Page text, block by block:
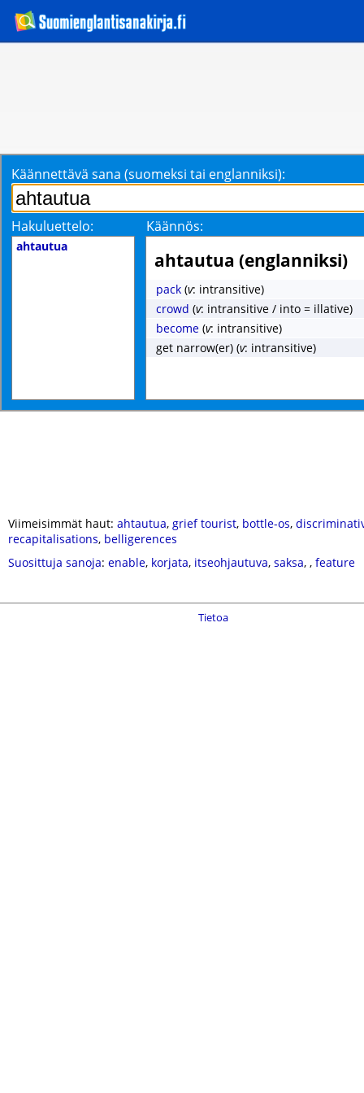
Käännettävä sana (suomeksi tai englanniksi):
Hakuluettelo: Käännös:
ahtautua
ahtautua (englanniksi)
pack (v: intransitive)
crowd (v: intransitive / into = illative)
become (v: intransitive)
get narrow(er) (v: intransitive)
Viimeisimmät haut: ahtautua, grief tourist, bottle-os,
recapitalisations, belligerences
Suosittuja sanoja: enable, korjata, itseohjautuva, saksa, , feature
Tietoa